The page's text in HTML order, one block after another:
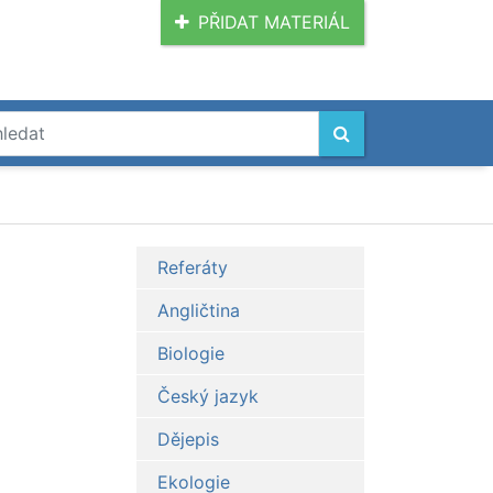
PŘIDAT MATERIÁL
Referáty
Angličtina
Biologie
Český jazyk
Dějepis
Ekologie